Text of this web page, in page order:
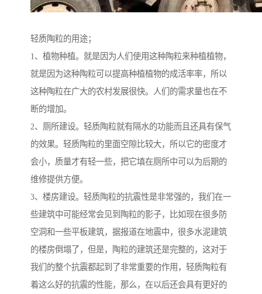
轻质陶粒的用途；
1、植物种植。就是因为人们使用这种陶粒来种植植物，
就是因为这种陶粒可以提高种植植物的成活率率，所以
这种陶粒在广大的农村发展很快。人们的需求量也在不
断的增加。
2、厕所建设。轻质陶粒就有隔水的功能而且还具有保气
的效果。轻质陶粒的里面空隙比较大，所以它的密度才
会小，质量才有轻一些，把它填在厕所中可以为后期的
维修提供方便。
3、楼房建设。轻质陶粒的抗震性是非常强的，我们在一
些建筑中可能经常会见到陶粒的影子，比如现在很多防
空洞和一些平板建筑，据报道在地震中，很多水泥建筑
的楼房倒塌了，但是，陶粒的建筑还是完整的，这对于
我们的整个抗震都起到了非常重要的作用，轻质陶粒有
着这么好的抗震的性能，那么，在以后还会具有更好的